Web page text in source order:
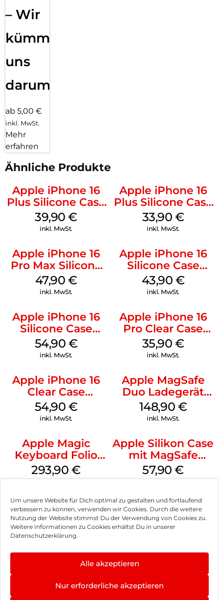
Um unsere Website für Dich optimal zu gestalten und fortlaufend
verbessern zu können, verwenden wir Cookies. Durch die weitere
Nutzung der Website stimmst Du der Verwendung von Cookies zu.
Weitere Informationen zu Cookies erhältst Du in unserer
Datenschutzerklärung.
Alle akzeptieren
Nur erforderliche akzeptieren
– Wir
kümmern
uns
darum!
ab 5,00 €
inkl. MwSt.
Mehr
erfahren
Ähnliche Produkte
Apple iPhone 16
Plus Silicone Case
MagSafe Plum
39,90€
inkl. MwSt.
Apple iPhone 16
Plus Silicone Case
MagSafe Lake
Green
33,90 €
inkl. MwSt.
Apple iPhone 16
Pro Max Silicone
Case MagSafe
Black
47,90 €
inkl. MwSt.
Apple iPhone 16
Silicone Case
MagSafe Plum
43,90 €
inkl. MwSt.
Apple iPhone 16
Silicone Case
MagSafe Lake
Green
54,90 €
inkl. MwSt.
Apple iPhone 16
Pro Clear Case
MagSafe
Transparent
35,90 €
inkl. MwSt.
Apple iPhone 16
Clear Case
MagSafe
Transparent
54,90 €
inkl. MwSt.
Apple MagSafe
Duo Ladegerät
Weiß
148,90 €
inkl. MwSt.
Apple Magic
Keyboard Folio
iPad 10.9″ (10.Gen.)
Weiß
293,90€
inkl. MwSt.
Apple Silikon Case
mit MagSafe
iPhone 14 Pro
(PRODUCT)RED
57,90€
inkl. MwSt.
Impressum
AGB
Datenschutz
Vertrag widerrufen